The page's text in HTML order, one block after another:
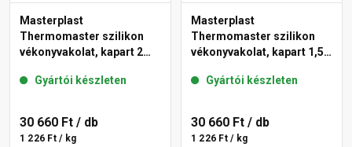
Masterplast
Thermomaster szilikon
vékonyvakolat, kapart 2
Gyártói készleten
30 660 Ft / db
1 226 Ft / kg
Masterplast
Thermomaster szilikon
vékonyvakolat, kapart 1,5
Gyártói készleten
30 660 Ft / db
1 226 Ft / kg